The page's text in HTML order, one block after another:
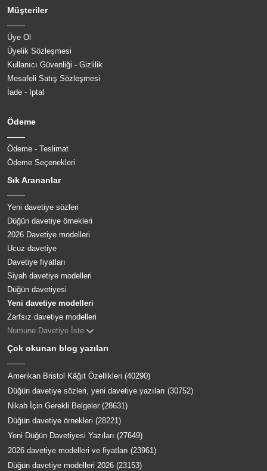
Müşteriler
Üye Ol
Üyelik Sözleşmesi
Kullanıcı Güvenliği - Gizlilik
Mesafeli Satış Sözleşmesi
İade - İptal
Ödeme
Ödeme - Teslimat
Ödeme Seçenekleri
Sık Arananlar
Yeni davetiye sözleri
Düğün davetiye örnekleri
2026 Davetiye modelleri
Ucuz davetiye
Davetiye fiyatları
Siyah davetiye modelleri
Düğün davetiyesi
Yeni davetiye modelleri
Zarfsız davetiye modelleri
Numune Davetiye İste
Çok okunan blog yazıları
Amerikan Bristol Kâğıt Özellikleri (40290)
Düğün davetiye sözleri, yeni davetiye yazıları (30752)
Nikah İçin Gerekli Belgeler (28631)
Düğün davetiye örnekleri (28221)
Yeni Düğün Davetiyesi Yazıları (27649)
2026 davetiye modelleri ve fiyatları (23961)
Düğün davetiye modelleri 2026 (23153)